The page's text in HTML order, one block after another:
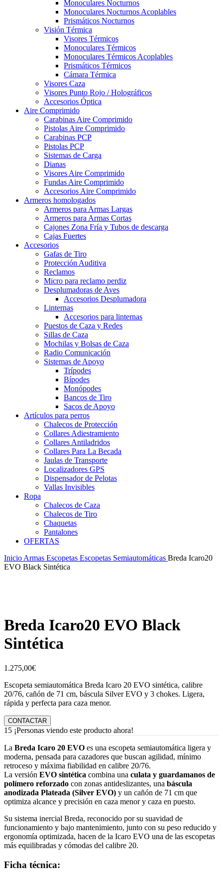
Monoculares Nocturnos
Monoculares Nocturnos Acoplables
Prismáticos Nocturnos
Visión Térmica
Visores Térmicos
Monoculares Térmicos
Monoculares Térmicos Acoplables
Prismáticos Térmicos
Cámara Térmica
Visores Caza
Visores Punto Rojo / Holográficos
Accesorios Óptica
Aire Comprimido
Carabinas Aire Comprimido
Pistolas Aire Comprimido
Carabinas PCP
Pistolas PCP
Sistemas de Carga
Dianas
Visores Aire Comprimido
Fundas Aire Comprimido
Accesorios Aire Comprimido
Armeros homologados
Armeros para Armas Largas
Armeros para Armas Cortas
Cajones Zona Fría y Tubos de descarga
Cajas Fuertes
Accesorios
Gafas de Tiro
Protección Auditiva
Reclamos
Micro para reclamo perdiz
Desplumadoras de Aves
Accesorios Desplumadora
Linternas
Accesorios para linternas
Puestos de Caza y Redes
Sillas de Caza
Mochilas y Bolsas de Caza
Radio Comunicación
Sistemas de Apoyo
Trípodes
Bípodes
Monópodes
Bancos de Tiro
Sacos de Apoyo
Artículos para perros
Chalecos de Protección
Collares Adiestramiento
Collares Antiladridos
Collares Para La Becada
Jaulas de Transporte
Localizadores GPS
Dispensador de Pelotas
Vallas Invisibles
Ropa
Chalecos de Caza
Chalecos de Tiro
Chaquetas
Pantalones
OFERTAS
Inicio Armas Escopetas Escopetas Semiautomáticas Breda Icaro20
EVO Black Sintética
Breda Icaro20 EVO Black
Sintética
1.275,00€
Escopeta semiautomática Breda Icaro 20 EVO sintética, calibre
20/76, cañón de 71 cm, báscula Silver EVO y 3 chokes. Ligera,
rápida y perfecta para caza menor.
CONTACTAR
15 ¡Personas viendo este producto ahora!
La Breda Icaro 20 EVO es una escopeta semiautomática ligera y
moderna, pensada para cazadores que buscan agilidad, mínimo
retroceso y máxima fiabilidad en calibre 20/76.
La versión EVO sintética combina una culata y guardamanos de
polímero reforzado con zonas antideslizantes, una báscula
anodizada Plateada (Silver EVO) y un cañón de 71 cm que
optimiza alcance y precisión en caza menor y caza en puesto.
Su sistema inercial Breda, reconocido por su suavidad de
funcionamiento y bajo mantenimiento, junto con su peso reducido y
ergonomía optimizada, hacen de la Icaro EVO una de las escopetas
más equilibradas y cómodas del calibre 20.
Ficha técnica: